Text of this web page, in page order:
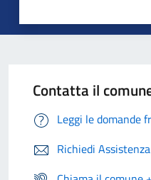
Contatta il
Leggi le domande
Richiedi Assistenza